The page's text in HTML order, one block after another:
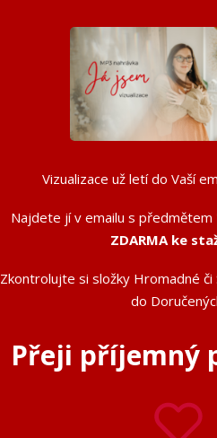
Vizualizace už letí do Vaší
Najdete jí v emailu s předmětem
ZDARMA ke
Zkontrolujte si složky Hromadné
do
Přeji příjemný